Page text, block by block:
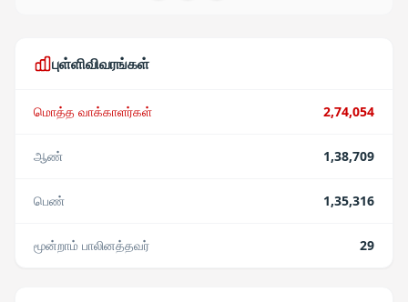
புள்ளிவிவரங்கள்
மொத்த வாக்காளர்கள் 2,74,054
ஆண் 1,38,709
பெண் 1,35,316
மூன்றாம் பாலினத்தவர் 29